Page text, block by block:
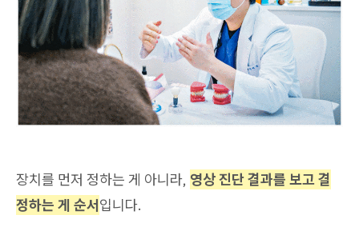
장치를 먼저 정하는 게 아니라, 영상 진단 결과를 보고 결
정하는 게 순서입니다.